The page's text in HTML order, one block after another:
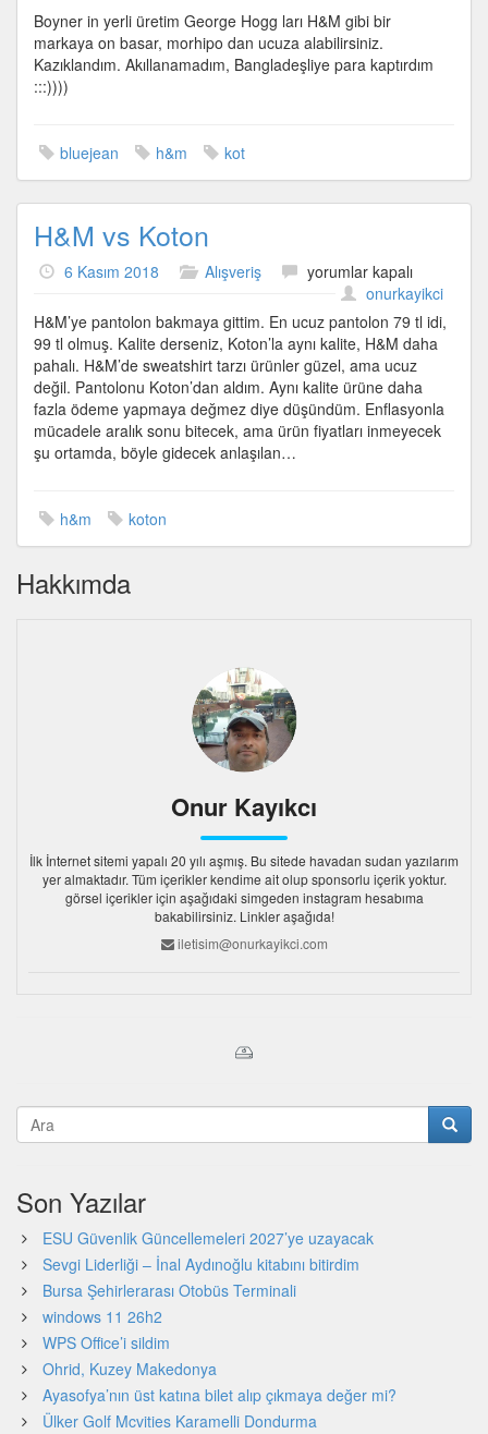
Boyner in yerli üretim George Hogg ları H&M gibi bir
markaya on basar, morhipo dan ucuza alabilirsiniz.
Kazıklandım. Akıllanamadım, Bangladeşliye para kaptırdım
:::))))
bluejean h&m kot
H&M vs Koton
6 Kasım 2018 Alışveriş
H&M
Koton
için
yorumlar kapalı
onurkayikci
H&M’ye pantolon bakmaya gittim. En ucuz pantolon 79 tl idi,
99 tl olmuş. Kalite derseniz, Koton’la aynı kalite, H&M daha
pahalı. H&M’de sweatshirt tarzı ürünler güzel, ama ucuz
değil. Pantolonu Koton’dan aldım. Aynı kalite ürüne daha
fazla ödeme yapmaya değmez diye düşündüm. Enflasyonla
mücadele aralık sonu bitecek, ama ürün fiyatları inmeyecek
şu ortamda, böyle gidecek anlaşılan…
h&m koton
Hakkımda
Onur Kayıkcı
İlk İnternet sitemi yapalı 20 yılı aşmış. Bu sitede havadan sudan yazılarım
yer almaktadır. Tüm içerikler kendime ait olup sponsorlu içerik yoktur.
görsel içerikler için aşağıdaki simgeden instagram hesabıma
bakabilirsiniz. Linkler aşağıda!
iletisim@onurkayikci.com
Son Yazılar
ESU Güvenlik Güncellemeleri 2027’ye uzayacak
Sevgi Liderliği – İnal Aydınoğlu kitabını bitirdim
Bursa Şehirlerarası Otobüs Terminali
windows 11 26h2
WPS Office’i sildim
Ohrid, Kuzey Makedonya
Ayasofya’nın üst katına bilet alıp çıkmaya değer mi?
Ülker Golf Mcvities Karamelli Dondurma